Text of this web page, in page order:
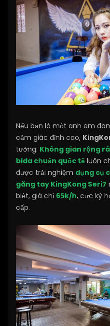
Nếu bạn là một anh em
cảm giác đỉnh cao,
tưởng. Không gian rộng
bida chuẩn quốc tế luôn
được trải nghiệm dụng cụ
găng tay KingKong Seri7
biệt, giá chỉ 65k/h, cực kỳ
cấp.